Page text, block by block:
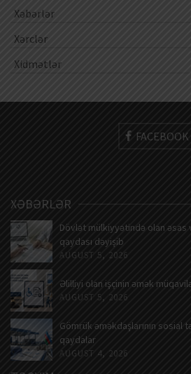
Xəbərlər
Xərclər
Xidmətlər
FACEBOOK
XƏBƏRLƏR
Dövlət mülkiyyətində olan
qaydası dəyişib
AUGUST 5, 2026
Əlilliyi olan işçinin əmək
AUGUST 5, 2026
Gömrük əməkdaşlarının sosial
qaydalar
AUGUST 4, 2026